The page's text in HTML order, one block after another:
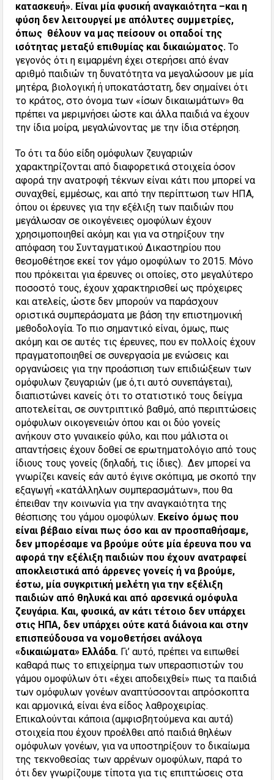
κατασκευή». Είναι μία φυσική αναγκαιότητα –και η
φύση δεν λειτουργεί με απόλυτες συμμετρίες,
όπως θέλουν να μας πείσουν οι οπαδοί της
ισότητας μεταξύ επιθυμίας και δικαιώματος.Το
γεγονός ότι η ειμαρμένη έχει στερήσει από έναν
αριθμό παιδιών τη δυνατότητα να μεγαλώσουν με μία
μητέρα, βιολογική ή υποκατάστατη, δεν σημαίνει ότι
το κράτος, στο όνομα των «ίσων δικαιωμάτων» θα
πρέπει να μεριμνήσει ώστε και άλλα παιδιά να έχουν
την ίδια μοίρα, μεγαλώνοντας με την ίδια στέρηση.
Το ότι τα δύο είδη ομόφυλων ζευγαριών
χαρακτηρίζονται από διαφορετικά στοιχεία όσον
αφορά την ανατροφή τέκνων είναι κάτι που μπορεί να
συναχθεί, εμμέσως, και από την περίπτωση των ΗΠΑ,
όπου οι έρευνες για την εξέλιξη των παιδιών που
μεγάλωσαν σε οικογένειες ομοφύλων έχουν
χρησιμοποιηθεί ακόμη και για να στηρίξουν την
απόφαση του Συνταγματικού Δικαστηρίου που
θεσμοθέτησε εκεί τον γάμο ομοφύλων το 2015. Μόνο
που πρόκειται για έρευνες οι οποίες, στο μεγαλύτερο
ποσοστό τους, έχουν χαρακτηρισθεί ως πρόχειρες
και ατελείς, ώστε δεν μπορούν να παράσχουν
οριστικά συμπεράσματα με βάση την επιστημονική
μεθοδολογία. Το πιο σημαντικό είναι, όμως, πως
ακόμη και σε αυτές τις έρευνες, που εν πολλοίς έχουν
πραγματοποιηθεί σε συνεργασία με ενώσεις και
οργανώσεις για την προάσπιση των επιδιώξεων των
ομόφυλων ζευγαριών (με ό,τι αυτό συνεπάγεται),
διαπιστώνει κανείς ότι το στατιστικό τους δείγμα
αποτελείται, σε συντριπτικό βαθμό, από περιπτώσεις
ομόφυλων οικογενειών όπου και οι δύο γονείς
ανήκουν στο γυναικείο φύλο, και που μάλιστα οι
απαντήσεις έχουν δοθεί σε ερωτηματολόγιο από τους
ίδιους τους γονείς (δηλαδή, τις ίδιες). Δεν μπορεί να
γνωρίζει κανείς εάν αυτό έγινε σκόπιμα, με σκοπό την
εξαγωγή «κατάλληλων συμπερασμάτων», που θα
έπειθαν την κοινωνία για την αναγκαιότητα της
θέσπισης του γάμου ομοφύλων. Εκείνο όμως που
είναι βέβαιο είναι πως όσο και αν προσπαθήσαμε,
δεν μπορέσαμε να βρούμε ούτε μία έρευνα που να
αφορά την εξέλιξη παιδιών που έχουν ανατραφεί
αποκλειστικά από άρρενες γονείς ή να βρούμε,
έστω, μία συγκριτική μελέτη για την εξέλιξη
παιδιών από θηλυκά και από αρσενικά ομόφυλα
ζευγάρια. Και, φυσικά, αν κάτι τέτοιο δεν υπάρχει
στις ΗΠΑ, δεν υπάρχει ούτε κατά διάνοια και στην
επισπεύδουσα να νομοθετήσει ανάλογα
«δικαιώματα» Ελλάδα. Γι’ αυτό, πρέπει να ειπωθεί
καθαρά πως το επιχείρημα των υπερασπιστών του
γάμου ομοφύλων ότι «έχει αποδειχθεί» πως τα παιδιά
των ομόφυλων γονέων αναπτύσσονται απρόσκοπτα
και αρμονικά, είναι ένα είδος λαθροχειρίας.
Επικαλούνται κάποια (αμφισβητούμενα και αυτά)
στοιχεία που έχουν προέλθει από παιδιά θηλέων
ομόφυλων γονέων, για να υποστηρίξουν το δικαίωμα
της τεκνοθεσίας των αρρένων ομοφύλων, παρά το
ότι δεν γνωρίζουμε τίποτα για τις επιπτώσεις στα